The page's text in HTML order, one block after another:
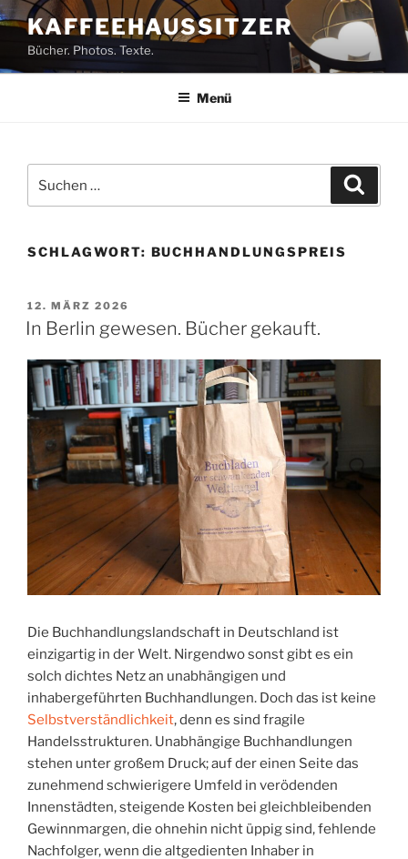
Zum
Inhalt
springen
KAFFEEHAUSSITZER
Bücher. Photos. Texte.
Menü
nach:
SCHLAGWORT: BUCHHANDLUNGSPREIS
VERÖFFENTLICHT
AM
12. MÄRZ 2026
In Berlin gewesen. Bücher gekauft.
Die Buchhandlungslandschaft in Deutschland ist
einzigartig in der Welt. Nirgendwo sonst gibt es ein
solch dichtes Netz an unabhängigen und
inhabergeführten Buchhandlungen. Doch das ist keine
Selbstverständlichkeit, denn es sind fragile
Handelsstrukturen. Unabhängige Buchhandlungen
stehen unter großem Druck; auf der einen Seite das
zunehmend schwierigere Umfeld in verödenden
Innenstädten, steigende Kosten bei gleichbleibenden
Gewinnmargen, die ohnehin nicht üppig sind, fehlende
Nachfolger, wenn die altgedienten Inhaber in